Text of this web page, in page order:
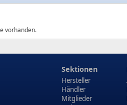
vorhanden.
Sektionen
Hersteller
Händler
Mitglieder